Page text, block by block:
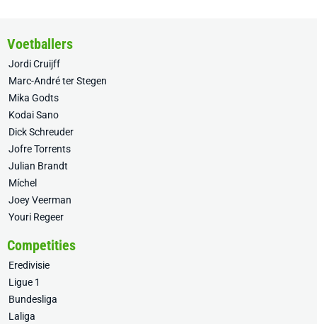
Voetballers
Jordi Cruijff
Marc-André ter Stegen
Mika Godts
Kodai Sano
Dick Schreuder
Jofre Torrents
Julian Brandt
Míchel
Joey Veerman
Youri Regeer
Competities
Eredivisie
Ligue 1
Bundesliga
Laliga